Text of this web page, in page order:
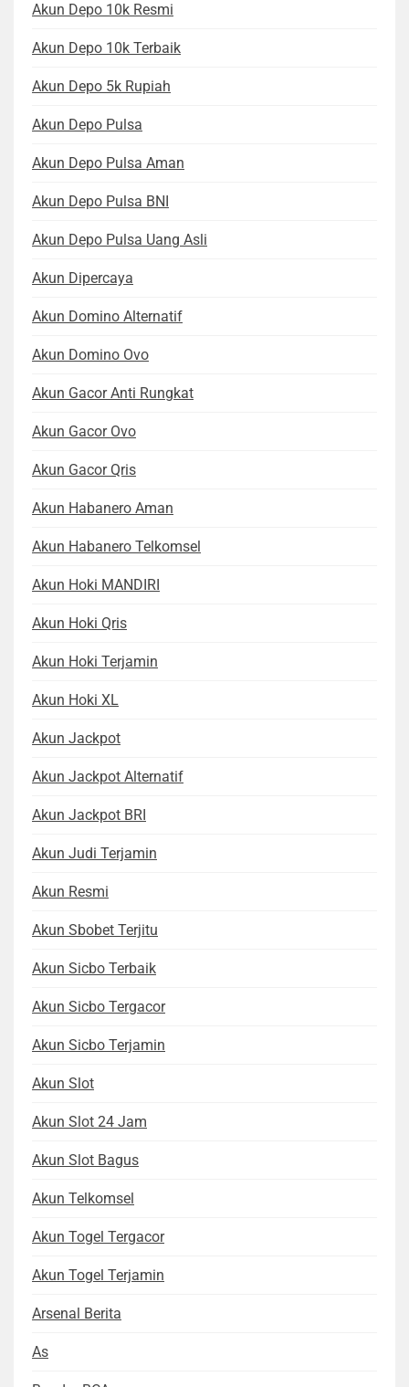
Akun Depo 10k Resmi
Akun Depo 10k Terbaik
Akun Depo 5k Rupiah
Akun Depo Pulsa
Akun Depo Pulsa Aman
Akun Depo Pulsa BNI
Akun Depo Pulsa Uang Asli
Akun Dipercaya
Akun Domino Alternatif
Akun Domino Ovo
Akun Gacor Anti Rungkat
Akun Gacor Ovo
Akun Gacor Qris
Akun Habanero Aman
Akun Habanero Telkomsel
Akun Hoki MANDIRI
Akun Hoki Qris
Akun Hoki Terjamin
Akun Hoki XL
Akun Jackpot
Akun Jackpot Alternatif
Akun Jackpot BRI
Akun Judi Terjamin
Akun Resmi
Akun Sbobet Terjitu
Akun Sicbo Terbaik
Akun Sicbo Tergacor
Akun Sicbo Terjamin
Akun Slot
Akun Slot 24 Jam
Akun Slot Bagus
Akun Telkomsel
Akun Togel Tergacor
Akun Togel Terjamin
Arsenal Berita
As